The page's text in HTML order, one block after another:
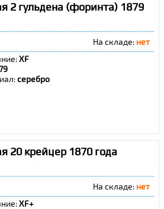
2 гульдена (форинта) 1879
На складе: нет
XF
серебро
20 крейцер 1870 года
На складе: нет
XF+